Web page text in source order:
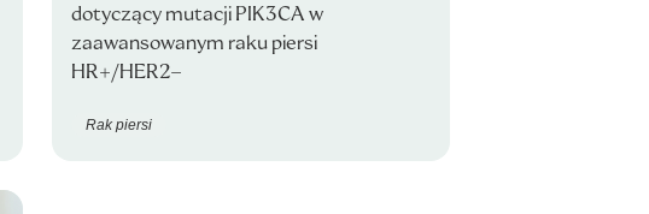
dotyczący mutacji PIK3CA w
zaawansowanym raku piersi
HR+/HER2−
Rak piersi